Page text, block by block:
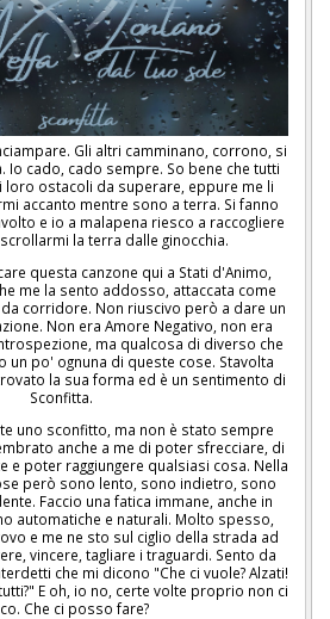
Gli altri camminano, corrono, si
Io cado, cado sempre. So bene che tutti
loro ostacoli da superare, eppure me li
accanto mentre sono a terra. Si fanno
e io a malapena riesco a raccogliere
la terra dalle ginocchia.
questa canzone qui a Stati d'Animo,
me la sento addosso, attaccata come
corridore. Non riuscivo però a dare un
Non era Amore Negativo, non era
ma qualcosa di diverso che
un po' ognuna di queste cose. Stavolta
la sua forma ed è un sentimento di
Sconfitta.
uno sconfitto, ma non è stato sempre
anche a me di poter sfrecciare, di
e poter raggiungere qualsiasi cosa. Nella
però sono lento, sono indietro, sono
Faccio una fatica immane, anche in
automatiche e naturali. Molto spesso,
e me ne sto sul ciglio della strada ad
vincere, tagliare i traguardi. Sento da
che mi dicono "Che ci vuole? Alzati!
E oh, io no, certe volte proprio non ci
Che ci posso fare?